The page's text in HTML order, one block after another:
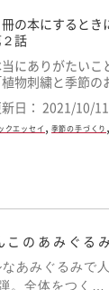
冊の本にすると
話
にありがたいこ
植物刺繍と季節
新日： 2021/10/11
クエッセイ 季節の手づくり
このあみぐる
なあみぐるみで
。全体をつく…